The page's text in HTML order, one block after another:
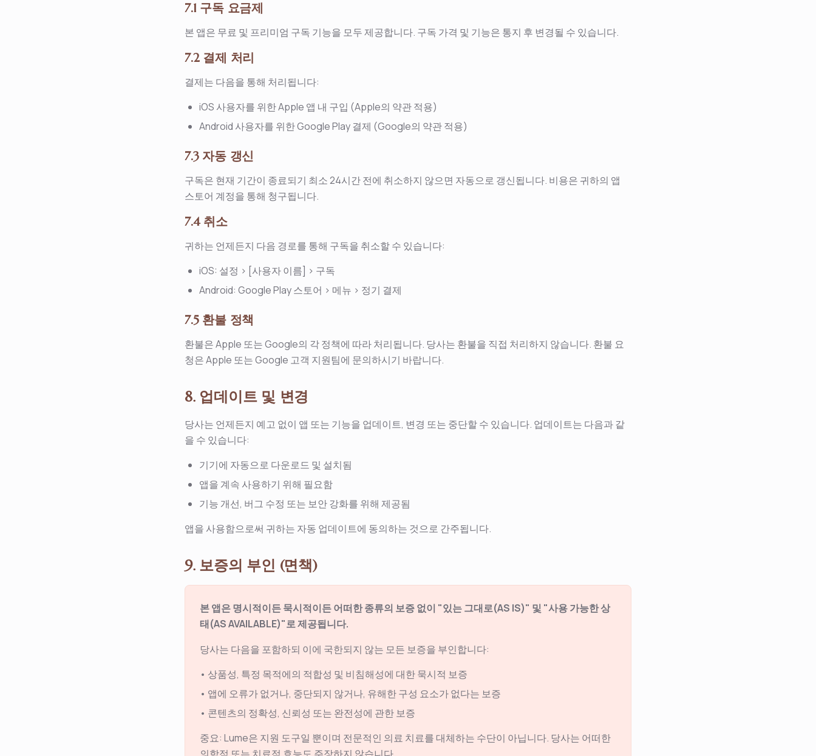
7.1 구독 요금제
본 앱은 무료 및 프리미엄 구독 기능을 모두 제공합니다. 구독 가격 및 기능은 통지 후 변경될 수 있습니다.
7.2 결제 처리
결제는 다음을 통해 처리됩니다:
iOS 사용자를 위한 Apple 앱 내 구입 (Apple의 약관 적용)
Android 사용자를 위한 Google Play 결제 (Google의 약관 적용)
7.3 자동 갱신
구독은 현재 기간이 종료되기 최소 24시간 전에 취소하지 않으면 자동으로 갱신됩니다. 비용은 귀하의 앱
스토어 계정을 통해 청구됩니다.
7.4 취소
귀하는 언제든지 다음 경로를 통해 구독을 취소할 수 있습니다:
iOS: 설정 > [사용자 이름] > 구독
Android: Google Play 스토어 > 메뉴 > 정기 결제
7.5 환불 정책
환불은 Apple 또는 Google의 각 정책에 따라 처리됩니다. 당사는 환불을 직접 처리하지 않습니다. 환불 요
청은 Apple 또는 Google 고객 지원팀에 문의하시기 바랍니다.
8. 업데이트 및 변경
당사는 언제든지 예고 없이 앱 또는 기능을 업데이트, 변경 또는 중단할 수 있습니다. 업데이트는 다음과 같
을 수 있습니다:
기기에 자동으로 다운로드 및 설치됨
앱을 계속 사용하기 위해 필요함
기능 개선, 버그 수정 또는 보안 강화를 위해 제공됨
앱을 사용함으로써 귀하는 자동 업데이트에 동의하는 것으로 간주됩니다.
9. 보증의 부인 (면책)
본 앱은 명시적이든 묵시적이든 어떠한 종류의 보증 없이 "있는 그대로(AS IS)" 및 "사용 가능한 상
태(AS AVAILABLE)"로 제공됩니다.
당사는 다음을 포함하되 이에 국한되지 않는 모든 보증을 부인합니다:
• 상품성, 특정 목적에의 적합성 및 비침해성에 대한 묵시적 보증
• 앱에 오류가 없거나, 중단되지 않거나, 유해한 구성 요소가 없다는 보증
• 콘텐츠의 정확성, 신뢰성 또는 완전성에 관한 보증
중요: Lume은 지원 도구일 뿐이며 전문적인 의료 치료를 대체하는 수단이 아닙니다. 당사는 어떠한